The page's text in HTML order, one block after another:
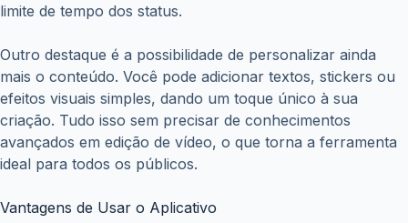
limite de tempo dos status.
Outro destaque é a possibilidade de personalizar ainda
mais o conteúdo. Você pode adicionar textos, stickers ou
efeitos visuais simples, dando um toque único à sua
criação. Tudo isso sem precisar de conhecimentos
avançados em edição de vídeo, o que torna a ferramenta
ideal para todos os públicos.
Vantagens de Usar o Aplicativo